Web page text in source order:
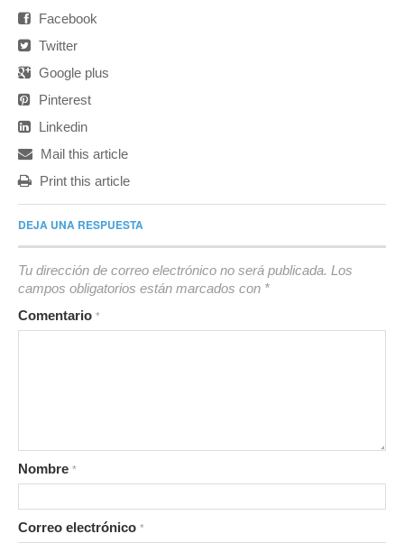
Facebook
Twitter
Google plus
Pinterest
Linkedin
Mail this article
Print this article
DEJA UNA RESPUESTA
Tu dirección de correo electrónico no será publicada. Los
campos obligatorios están marcados con *
Comentario *
Nombre *
Correo electrónico *